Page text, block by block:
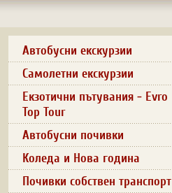
Автобусни екскурзии
Самолетни екскурзии
Екзотични пътувания - Evro
Top Tour
Автобусни почивки
Коледа и Нова година
Почивки собствен транспорт